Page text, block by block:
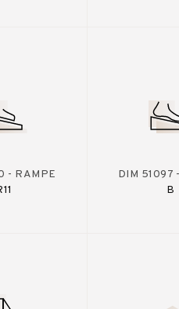
- RAMPE
DIM 51097
B